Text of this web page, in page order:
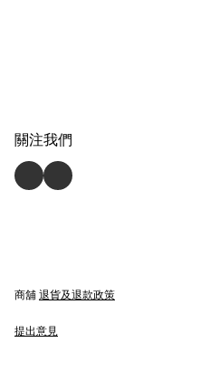
關注我們
商舖 退貨及退款政策
提出意見